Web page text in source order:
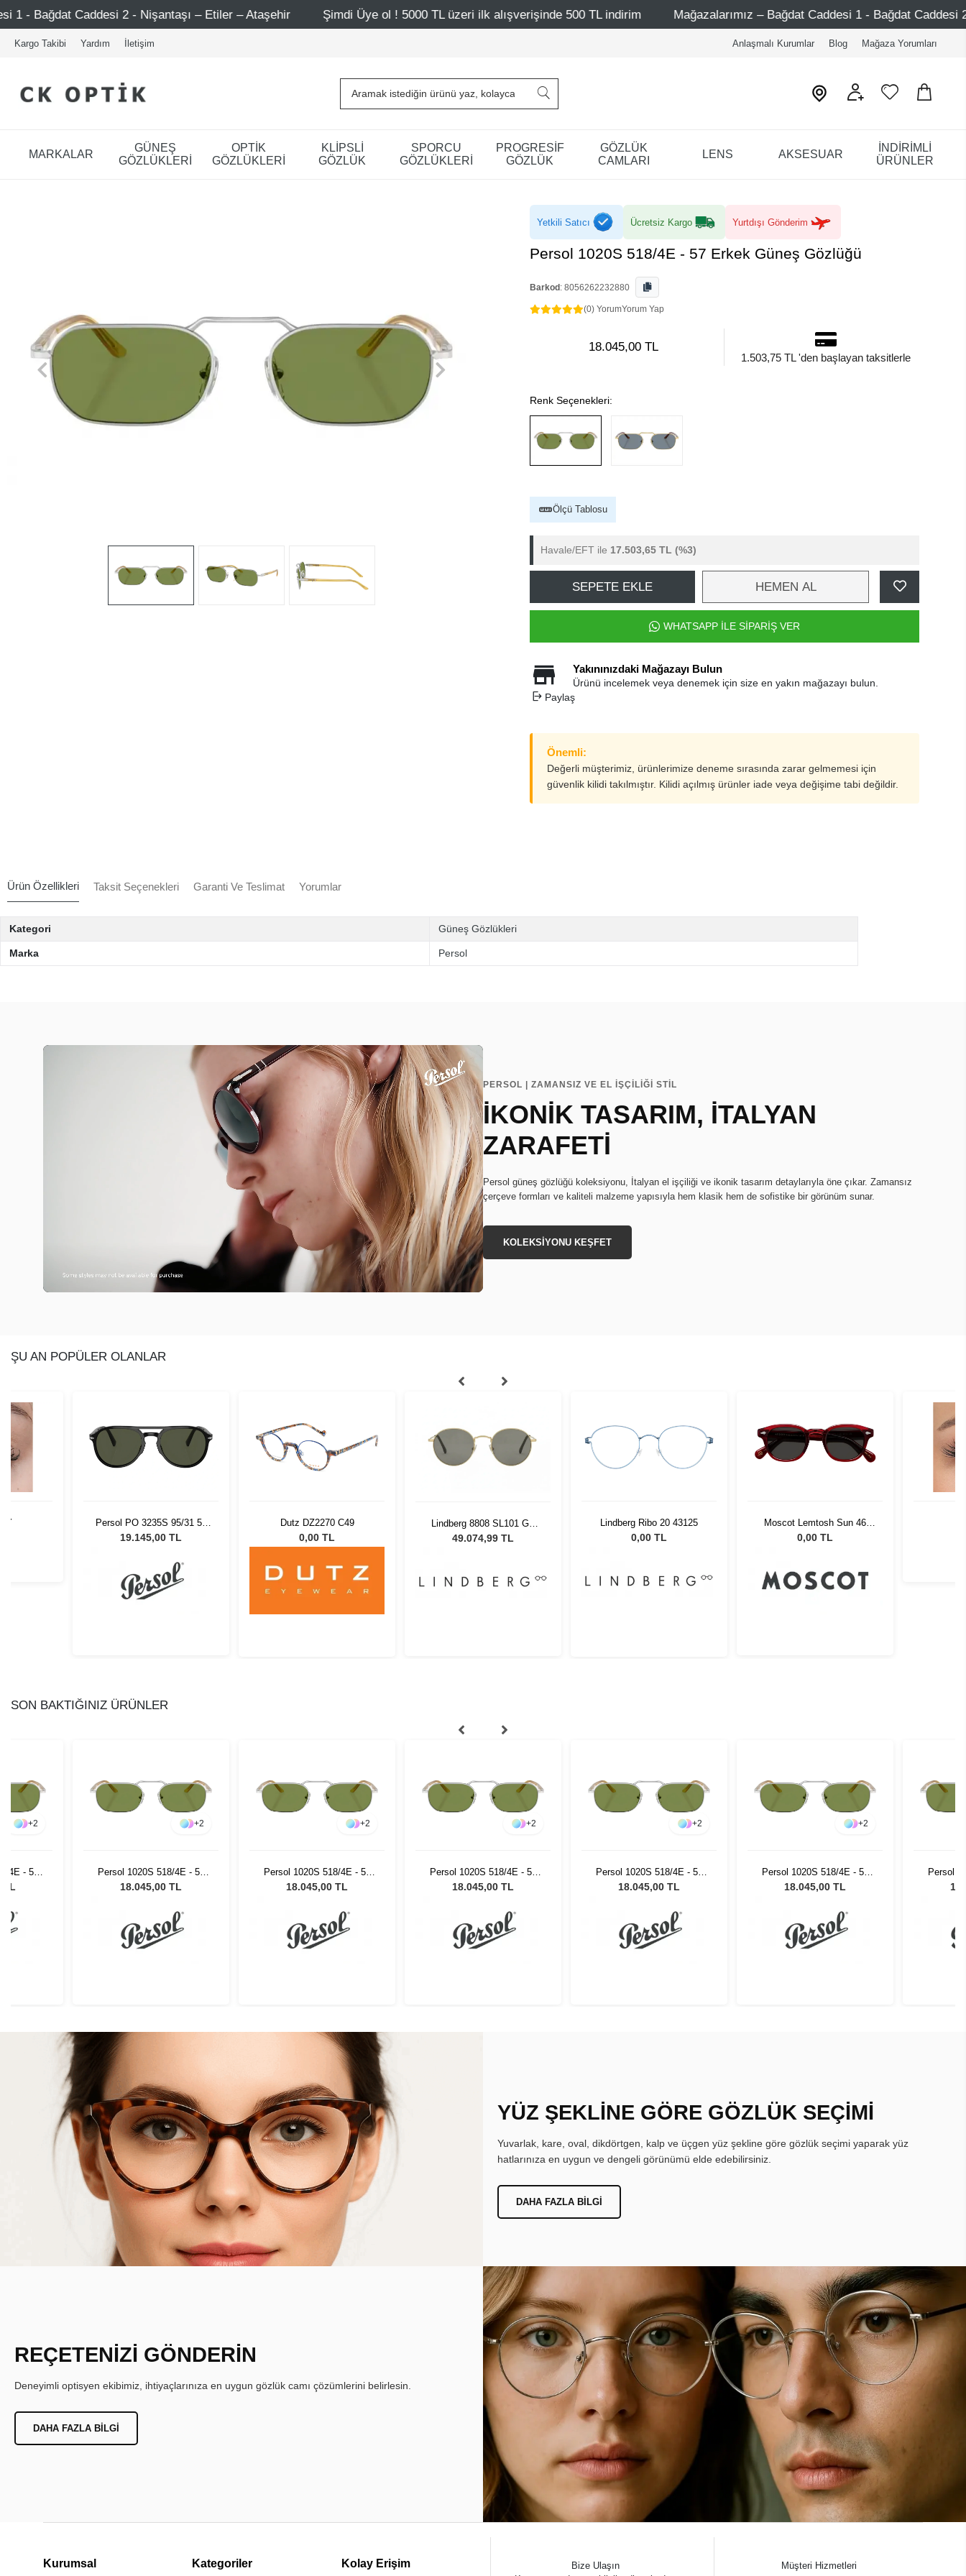
2 - Nişantaşı – Etiler – Ataşehir Şimdi Üye ol ! 5000 TL üzeri ilk alışverişinde 500 TL indirim Mağazalarımız – Bağdat Caddesi 1 - Bağdat Caddesi 2 - Nişantaşı –
Kargo Takibi Yardım İletişim Anlaşmalı Kurumlar Blog Mağaza Yorumları
MARKALAR
GÜNEŞ
GÖZLÜKLERİ
OPTİK
GÖZLÜKLERİ
KLİPSLİ
GÖZLÜK
SPORCU
GÖZLÜKLERİ
PROGRESİF
GÖZLÜK
GÖZLÜK
CAMLARI
LENS AKSESUAR
İNDİRİMLİ
ÜRÜNLER
Yetkili Satıcı Ücretsiz Kargo Yurtdışı Gönderim
Persol 1020S 518/4E - 57 Erkek Güneş Gözlüğü
Barkod : 8056262232880
(0) YorumYorum Yap
18.045,00 TL
1.503,75 TL 'den başlayan taksitlerle
Renk Seçenekleri:
Ölçü Tablosu
Havale/EFT ile 17.503,65 TL (%3)
SEPETE EKLE HEMEN AL
WHATSAPP İLE SİPARİŞ VER
Yakınınızdaki Mağazayı Bulun
Ürünü incelemek veya denemek için size en yakın mağazayı bulun.
Paylaş
Önemli:
Değerli müşterimiz, ürünlerimize deneme sırasında zarar gelmemesi için
güvenlik kilidi takılmıştır. Kilidi açılmış ürünler iade veya değişime tabi değildir.
Ürün Özellikleri Taksit Seçenekleri Garanti Ve Teslimat Yorumlar
Kategori Güneş Gözlükleri
Marka Persol
PERSOL | ZAMANSIZ VE EL İŞÇİLİĞİ STİL
İKONİK TASARIM, İTALYAN
ZARAFETİ
Persol güneş gözlüğü koleksiyonu, İtalyan el işçiliği ve ikonik tasarım detaylarıyla öne çıkar. Zamansız
çerçeve formları ve kaliteli malzeme yapısıyla hem klasik hem de sofistike bir görünüm sunar.
KOLEKSİYONU KEŞFET
ŞU AN POPÜLER OLANLAR
Persol PO 3235S 95/31 55
Unisex Güneş Gözlüğü
19.145,00 TL
Dutz DZ2270 C49
0,00 TL
Lindberg 8808 SL101 GT
53140
49.074,99 TL
Lindberg Ribo 20 43125
0,00 TL
Moscot Lemtosh Sun 46
Ruby Grey
0,00 TL
SON BAKTIĞINIZ ÜRÜNLER
+2
4E - 57
TL
+2
Persol 1020S 518/4E - 57
Erkek Güneş Gözlüğü
18.045,00 TL
+2
Persol 1020S 518/4E - 57
Erkek Güneş Gözlüğü
18.045,00 TL
+2
Persol 1020S 518/4E - 57
Erkek Güneş Gözlüğü
18.045,00 TL
+2
Persol 1020S 518/4E - 57
Erkek Güneş Gözlüğü
18.045,00 TL
+2
Persol 1020S 518/4E - 57
Erkek Güneş Gözlüğü
18.045,00 TL
Persol
Erkek
YÜZ ŞEKLİNE GÖRE GÖZLÜK SEÇİMİ
Yuvarlak, kare, oval, dikdörtgen, kalp ve üçgen yüz şekline göre gözlük seçimi yaparak yüz
hatlarınıza en uygun ve dengeli görünümü elde edebilirsiniz.
DAHA FAZLA BILGI
REÇETENİZİ GÖNDERİN
Deneyimli optisyen ekibimiz, ihtiyaçlarınıza en uygun gözlük camı çözümlerini belirlesin.
DAHA FAZLA BILGI
Kurumsal Kategoriler Kolay Erişim
Bize Ulaşın
Müşteri Hizmetleri